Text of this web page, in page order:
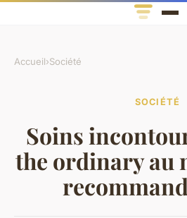
Accueil›Société
SOCIÉTÉ
Soins
the ordinary au